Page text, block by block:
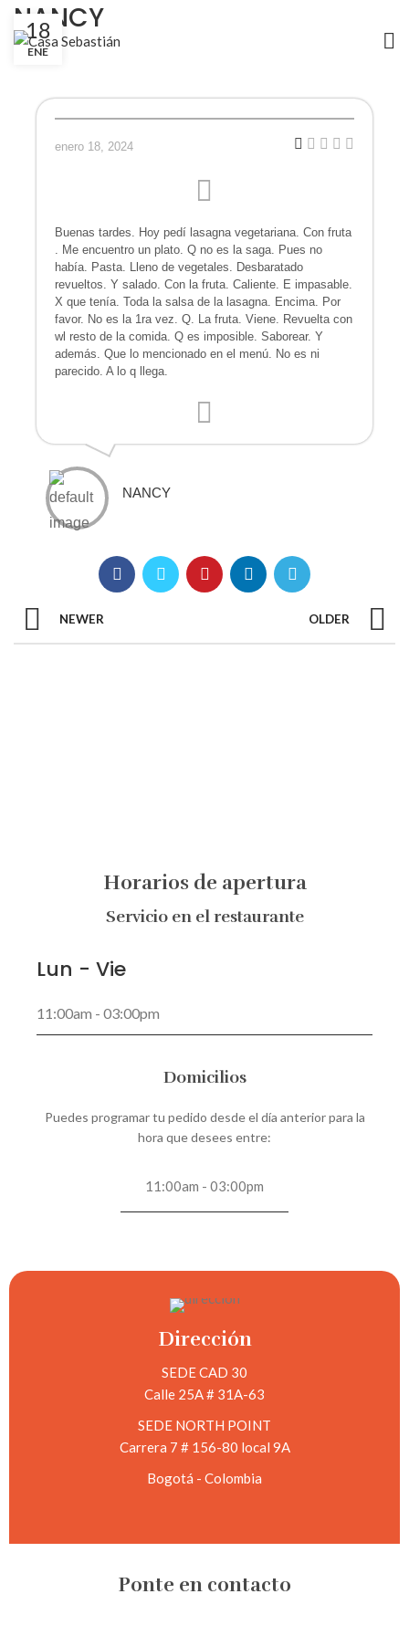
NANCY
18
ENE
enero 18, 2024
Buenas tardes. Hoy pedí lasagna vegetariana. Con fruta
. Me encuentro un plato. Q no es la saga. Pues no
había. Pasta. Lleno de vegetales. Desbaratado
revueltos. Y salado. Con la fruta. Caliente. E impasable.
X que tenía. Toda la salsa de la lasagna. Encima. Por
favor. No es la 1ra vez. Q. La fruta. Viene. Revuelta con
wl resto de la comida. Q es imposible. Saborear. Y
además. Que lo mencionado en el menú. No es ni
parecido. A lo q llega.
NANCY
NEWER OLDER
Horarios de apertura
Servicio en el restaurante
Lun - Vie
11:00am - 03:00pm
Domicilios
Puedes programar tu pedido desde el día anterior para la
hora que desees entre:
11:00am - 03:00pm
Dirección
SEDE CAD 30
Calle 25A # 31A-63
SEDE NORTH POINT
Carrera 7 # 156-80 local 9A
Bogotá - Colombia
Ponte en contacto